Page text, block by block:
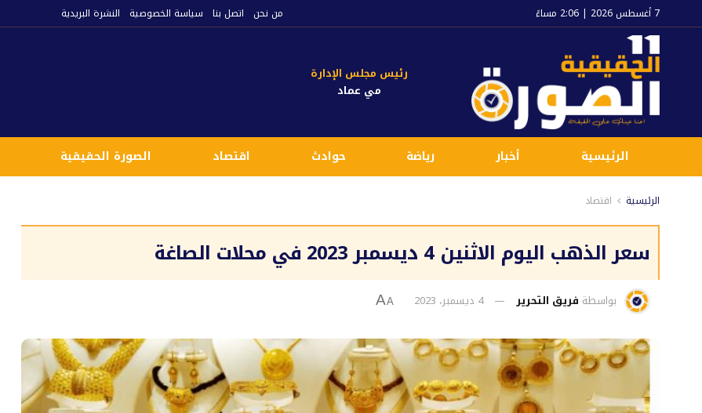
7 أغسطس 2026 | 2:06 مساءً من نحن اتصل بنا سياسة الخصوصية النشرة البريدية
رئيس مجلس الإدارة
مي عماد
الرئيسية أخبار رياضة حوادث اقتصاد الصورة الحقيقية
الرئيسية اقتصاد
سعر الذهب اليوم الاثنين 4 ديسمبر 2023 في محلات الصاغة
بواسطة فريق التحرير 4 ديسمبر، 2023 A
A